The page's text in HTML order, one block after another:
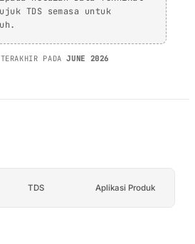
TDS semasa untuk
PADAJUNE 2026
TDS Aplikasi Produk